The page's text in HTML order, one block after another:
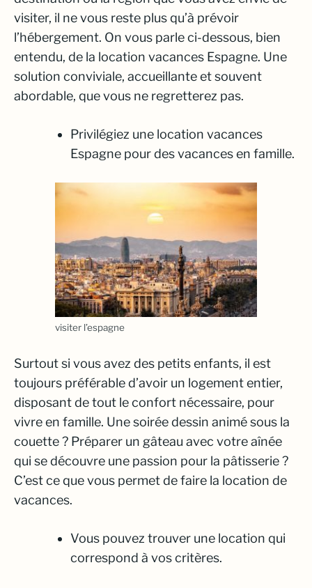
visiter, il ne vous reste plus qu’à prévoir
l’hébergement. On vous parle ci-dessous, bien
entendu, de la location vacances Espagne. Une
solution conviviale, accueillante et souvent
abordable, que vous ne regretterez pas.
Privilégiez une location vacances
Espagne pour des vacances en famille.
visiter l’espagne
Surtout si vous avez des petits enfants, il est
toujours préférable d’avoir un logement entier,
disposant de tout le confort nécessaire, pour
vivre en famille. Une soirée dessin animé sous la
couette ? Préparer un gâteau avec votre aînée
qui se découvre une passion pour la pâtisserie ?
C’est ce que vous permet de faire la location de
vacances.
Vous pouvez trouver une location qui
correspond à vos critères.